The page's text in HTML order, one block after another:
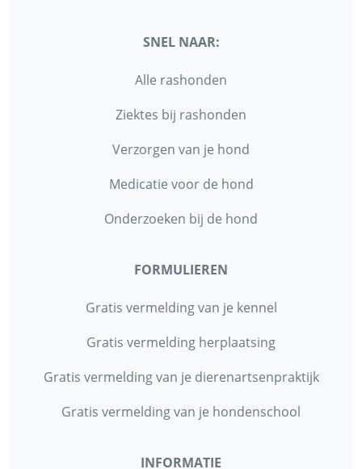
SNEL NAAR:
Alle rashonden
Ziektes bij rashonden
Verzorgen van je hond
Medicatie voor de hond
Onderzoeken bij de hond
FORMULIEREN
Gratis vermelding van je kennel
Gratis vermelding herplaatsing
Gratis vermelding van je dierenartsenpraktijk
Gratis vermelding van je hondenschool
INFORMATIE